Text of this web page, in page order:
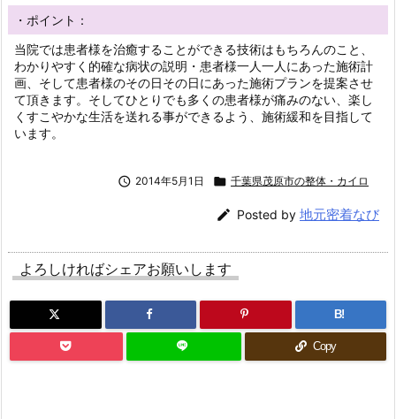
・ポイント：
当院では患者様を治癒することができる技術はもちろんのこと、
わかりやすく的確な病状の説明・患者様一人一人にあった施術計
画、そして患者様のその日その日にあった施術プランを提案させ
て頂きます。そしてひとりでも多くの患者様が痛みのない、楽し
くすこやかな生活を送れる事ができるよう、施術緩和を目指して
います。
 2014年5月1日  千葉県茂原市の整体・カイロ
 Posted by 地元密着なび
よろしければシェアお願いします
B!
Copy